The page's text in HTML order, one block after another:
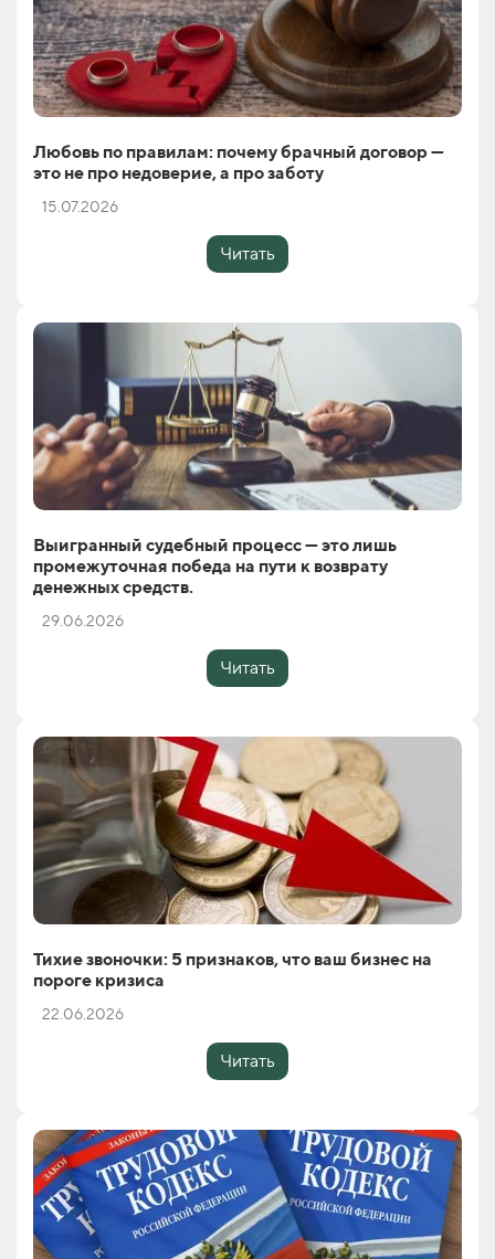
Любовь по правилам: почему брачный договор —
это не про недоверие, а про заботу
15.07.2026
Читать
Выигранный судебный процесс — это лишь
промежуточная победа на пути к возврату
денежных средств.
29.06.2026
Читать
Тихие звоночки: 5 признаков, что ваш бизнес на
пороге кризиса
22.06.2026
Читать